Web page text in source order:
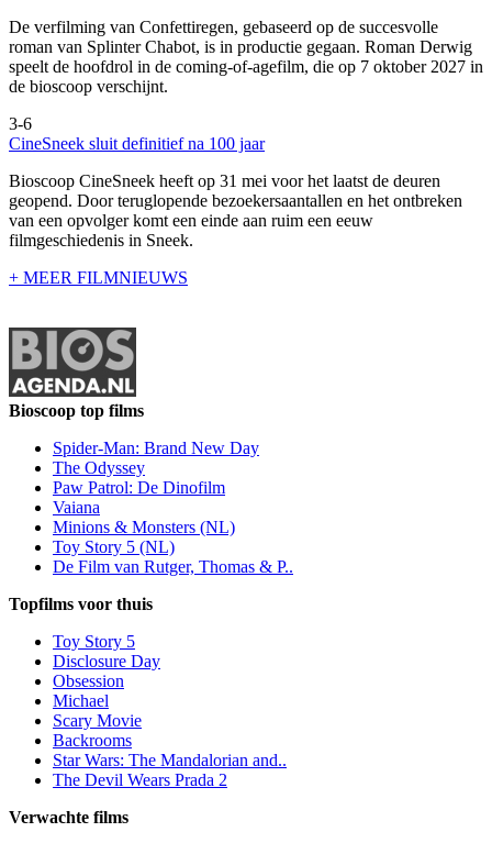
De verfilming van Confettiregen, gebaseerd op de succesvolle
roman van Splinter Chabot, is in productie gegaan. Roman Derwig
speelt de hoofdrol in de coming-of-agefilm, die op 7 oktober 2027 in
de bioscoop verschijnt.
3-6
CineSneek sluit definitief na 100 jaar
Bioscoop CineSneek heeft op 31 mei voor het laatst de deuren
geopend. Door teruglopende bezoekersaantallen en het ontbreken
van een opvolger komt een einde aan ruim een eeuw
filmgeschiedenis in Sneek.
+ MEER FILMNIEUWS
Bioscoop top films
Spider-Man: Brand New Day
The Odyssey
Paw Patrol: De Dinofilm
Vaiana
Minions & Monsters (NL)
Toy Story 5 (NL)
De Film van Rutger, Thomas & P..
Topfilms voor thuis
Toy Story 5
Disclosure Day
Obsession
Michael
Scary Movie
Backrooms
Star Wars: The Mandalorian and..
The Devil Wears Prada 2
Verwachte films